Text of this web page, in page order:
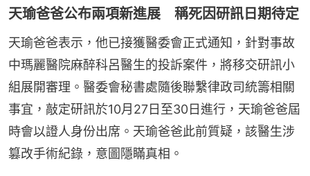
天瑜爸爸公布兩項新進展 稱死因研訊日期待定
天瑜爸爸表示，他已接獲醫委會正式通知，針對事故
中瑪麗醫院麻醉科呂醫生的投訴案件，將移交研訊小
組展開審理。醫委會秘書處隨後聯繫律政司統籌相關
事宜，敲定研訊於10月27日至30日進行，天瑜爸爸屆
時會以證人身份出席。天瑜爸爸此前質疑，該醫生涉
篡改手術紀錄，意圖隱瞞真相。